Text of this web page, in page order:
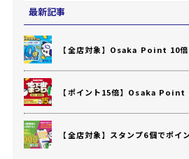
最新記事
【全店対象】Osaka Point 10倍
【ポイント15倍】Osaka Point
【全店対象】スタンプ6個でポイ